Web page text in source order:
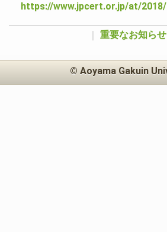
https://www.jpcert.or.jp/at/
重要なお知らせ
© Aoyama Gakuin